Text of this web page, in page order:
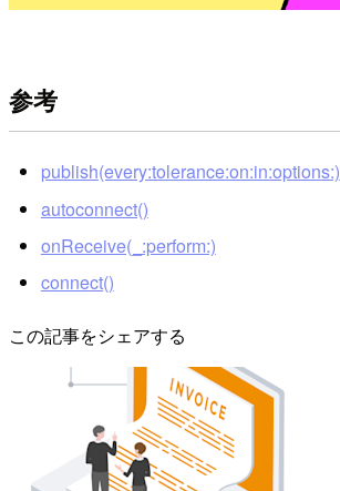
参考
publish(every:tolerance:on:in:options:)
autoconnect()
onReceive(_:perform:)
connect()
この記事をシェアする